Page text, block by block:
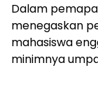
Dalam
menegaskan
mahasiswa
minimnya